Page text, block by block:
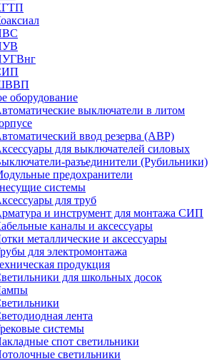
оборудование
выключатели в литом
ввод резерва (АВР)
для выключателей силовых
разъединители (Рубильники)
предохранители
системы
для труб
и инструмент для монтажа СИП
каналы и аксессуары
металлические и аксессуары
для электромонтажа
продукция
для школьных досок
лента
системы
спот светильники
светильники